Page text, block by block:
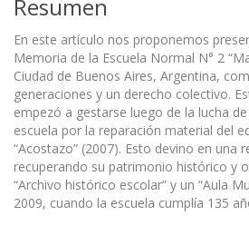
Resumen
En este artículo nos proponemos
Memoria de la Escuela Normal N° 2
Ciudad de Buenos Aires, Argentina,
generaciones y un derecho colectivo.
empezó a gestarse luego de la lucha
escuela por la reparación material del
“Acostazo” (2007). Esto devino en una
recuperando su patrimonio histórico y
“Archivo histórico escolar” y un “Aula
2009, cuando la escuela cumplía 135